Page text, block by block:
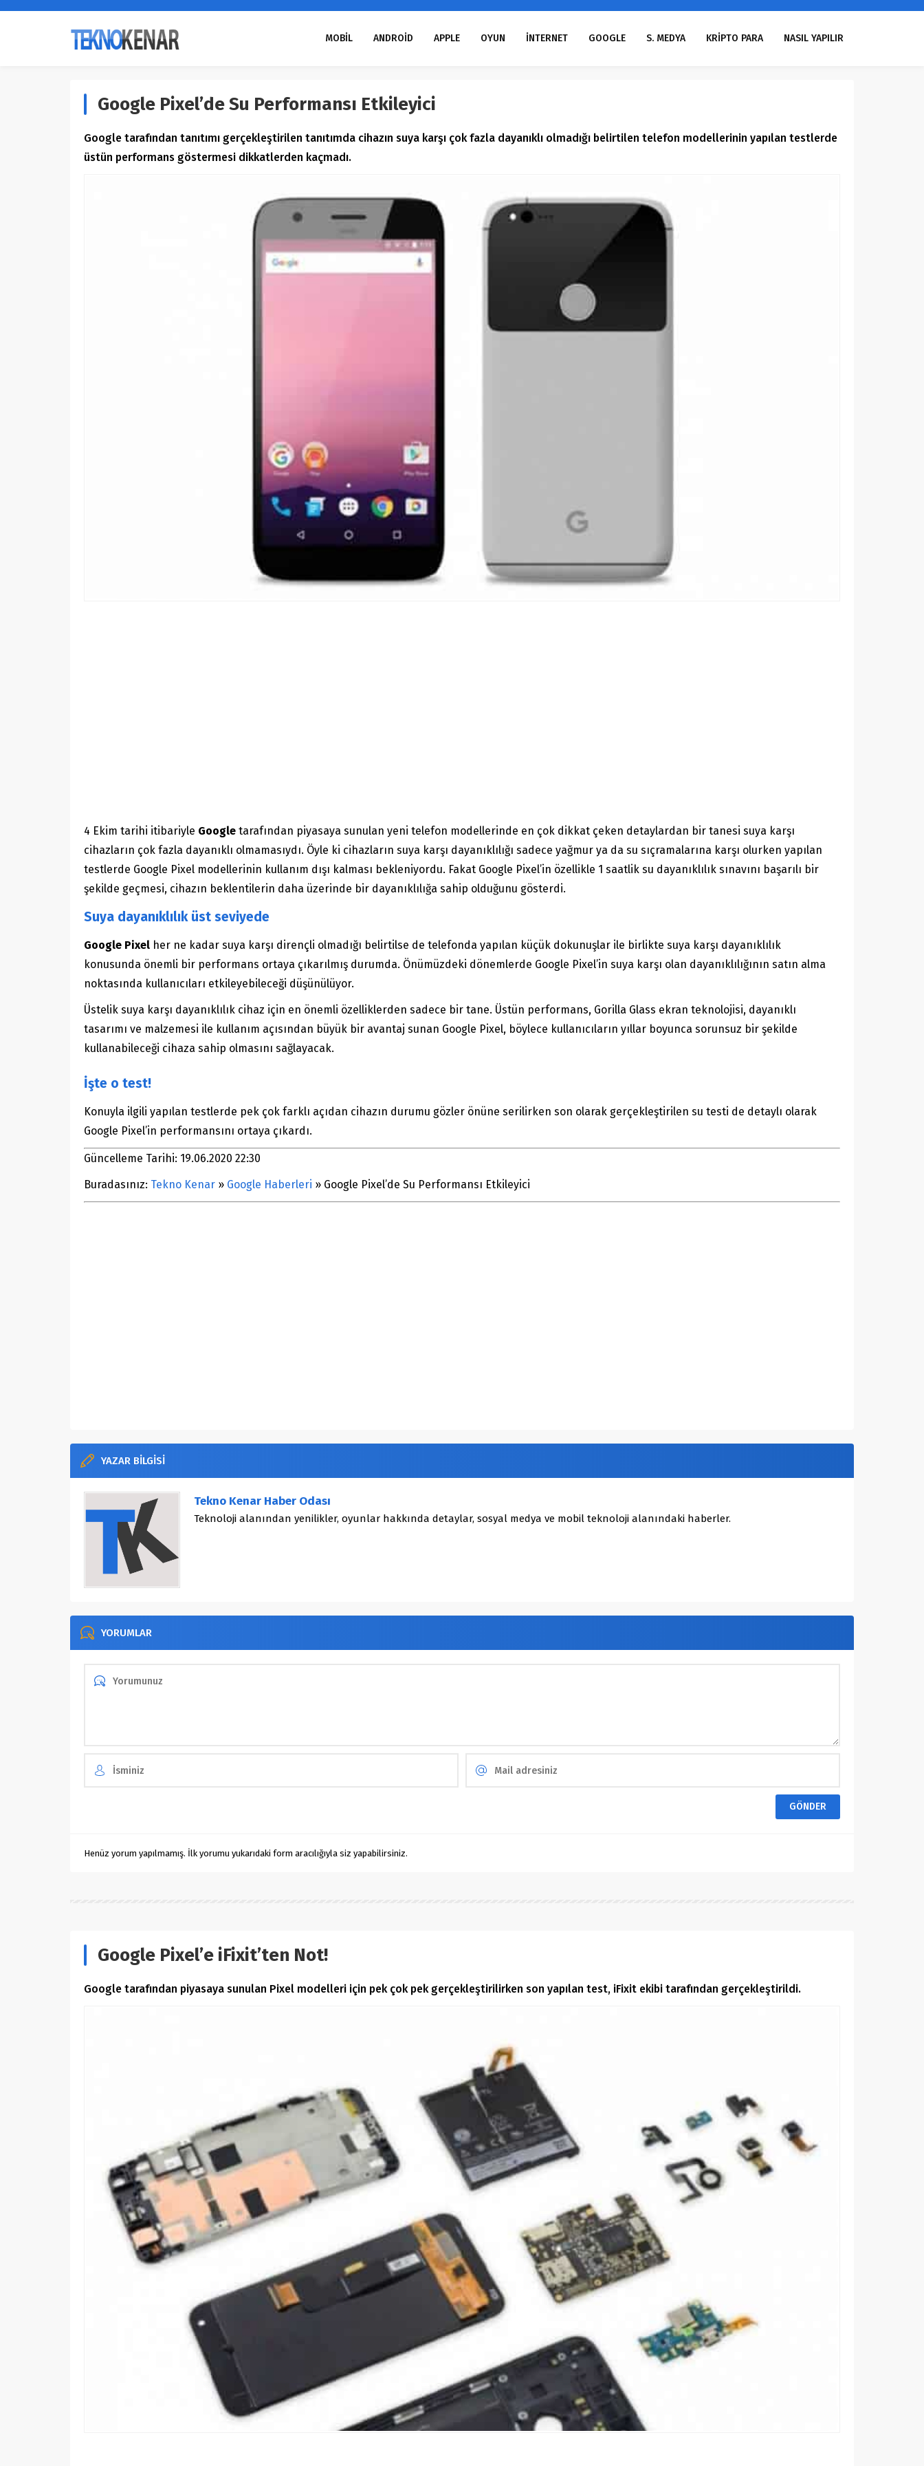
MOBİL ANDROİD APPLE OYUN İNTERNET GOOGLE S. MEDYA KRİPTO PARA NASIL YAPILIR
Google Pixel’de Su Performansı Etkileyici
Google tarafından tanıtımı gerçekleştirilen tanıtımda cihazın suya karşı çok fazla dayanıklı olmadığı belirtilen telefon modellerinin yapılan testlerde
üstün performans göstermesi dikkatlerden kaçmadı.
4 Ekim tarihi itibariyle Google tarafından piyasaya sunulan yeni telefon modellerinde en çok dikkat çeken detaylardan bir tanesi suya karşı
cihazların çok fazla dayanıklı olmamasıydı. Öyle ki cihazların suya karşı dayanıklılığı sadece yağmur ya da su sıçramalarına karşı olurken yapılan
testlerde Google Pixel modellerinin kullanım dışı kalması bekleniyordu. Fakat Google Pixel’in özellikle 1 saatlik su dayanıklılık sınavını başarılı bir
şekilde geçmesi, cihazın beklentilerin daha üzerinde bir dayanıklılığa sahip olduğunu gösterdi.
Suya dayanıklılık üst seviyede
Google Pixel her ne kadar suya karşı dirençli olmadığı belirtilse de telefonda yapılan küçük dokunuşlar ile birlikte suya karşı dayanıklılık
konusunda önemli bir performans ortaya çıkarılmış durumda. Önümüzdeki dönemlerde Google Pixel’in suya karşı olan dayanıklılığının satın alma
noktasında kullanıcıları etkileyebileceği düşünülüyor.
Üstelik suya karşı dayanıklılık cihaz için en önemli özelliklerden sadece bir tane. Üstün performans, Gorilla Glass ekran teknolojisi, dayanıklı
tasarımı ve malzemesi ile kullanım açısından büyük bir avantaj sunan Google Pixel, böylece kullanıcıların yıllar boyunca sorunsuz bir şekilde
kullanabileceği cihaza sahip olmasını sağlayacak.
İşte o test!
Konuyla ilgili yapılan testlerde pek çok farklı açıdan cihazın durumu gözler önüne serilirken son olarak gerçekleştirilen su testi de detaylı olarak
Google Pixel’in performansını ortaya çıkardı.
Güncelleme Tarihi: 19.06.2020 22:30
Buradasınız: Tekno Kenar » Google Haberleri » Google Pixel’de Su Performansı Etkileyici
YAZAR BİLGİSİ
Tekno Kenar Haber Odası
Teknoloji alanından yenilikler, oyunlar hakkında detaylar, sosyal medya ve mobil teknoloji alanındaki haberler.
YORUMLAR
Henüz yorum yapılmamış. İlk yorumu yukarıdaki form aracılığıyla siz yapabilirsiniz.
Google Pixel’e iFixit’ten Not!
Google tarafından piyasaya sunulan Pixel modelleri için pek çok pek gerçekleştirilirken son yapılan test, iFixit ekibi tarafından gerçekleştirildi.